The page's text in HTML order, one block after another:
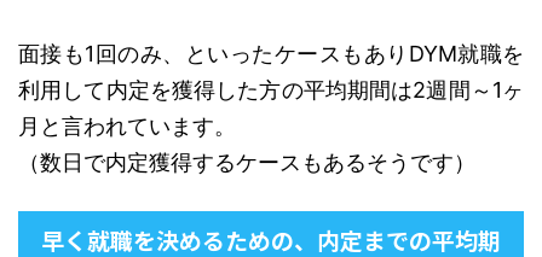
面接も1回のみ、といったケースもありDYM就職を
利用して内定を獲得した方の平均期間は2週間～1ヶ
月と言われています。
（数日で内定獲得するケースもあるそうです）
早く就職を決めるための、内定までの平均期